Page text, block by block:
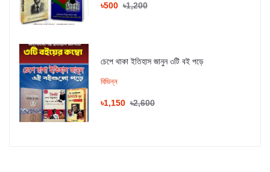
৳500 ৳1,200
চেপে থাকা ইতিহাস জানুন ৩টি বই পড়ে
বিভিন্ন
৳1,150 ৳2,600